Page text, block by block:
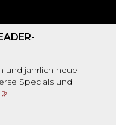
und jährlich neue
Specials und